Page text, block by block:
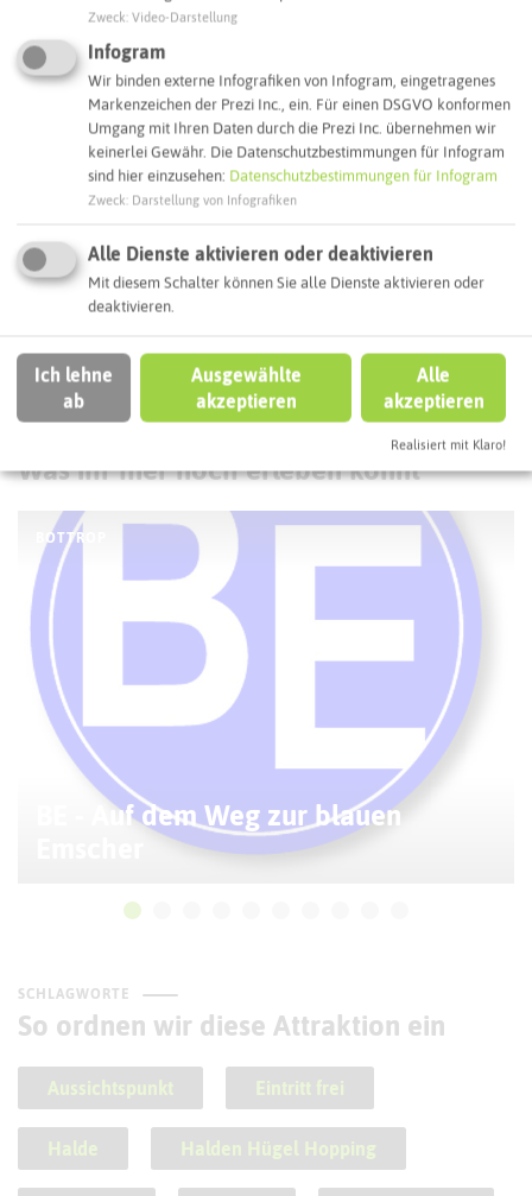
Webseite
Interaktive Karte
Routenplanung zum Ziel:
ÖPNV-Route finden
Autoroute finden
Was ihr hier noch erleben könnt
BOTTROP
BE - Auf dem Weg zur blauen
SCHLAGWORTE
So ordnen wir diese Attraktion ein
Aussichtspunkt Eintritt frei
Halde Halden Hügel Hopping
Zweck Video-Darstellung
Infogram
Wir binden externe Infografiken von Infogram, eingetragenes
Markenzeichen der Prezi Inc., ein. Für einen DSGVO konformen
Umgang mit Ihren Daten durch die Prezi Inc. übernehmen wir
keinerlei Gewähr. Die Datenschutzbestimmungen für Infogram
sind hier einzusehen: Datenschutzbestimmungen für Infogram
Zweck Darstellung von Infografiken
Alle Dienste aktivieren oder deaktivieren
Mit diesem Schalter können Sie alle Dienste aktivieren oder
deaktivieren.
Ich lehne
ab
Ausgewählte
akzeptieren
Alle
akzeptieren
Realisiert mit Klaro!